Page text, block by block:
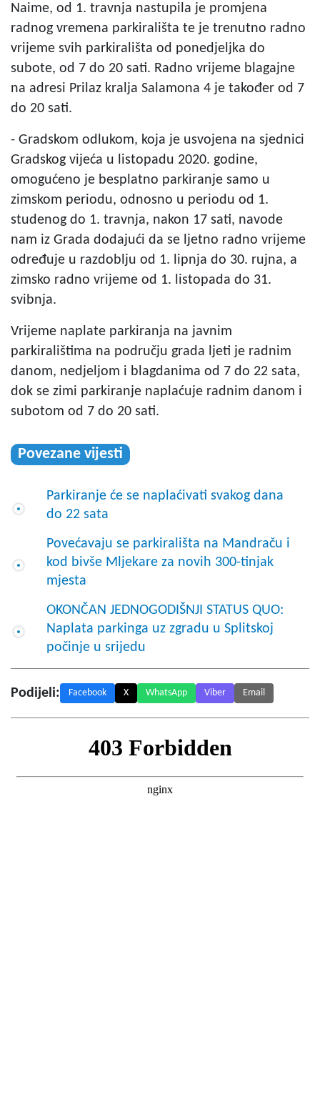
Naime, od 1. travnja nastupila je promjena
radnog vremena parkirališta te je trenutno radno
vrijeme svih parkirališta od ponedjeljka do
subote, od 7 do 20 sati. Radno vrijeme blagajne
na adresi Prilaz kralja Salamona 4 je također od 7
do 20 sati.
- Gradskom odlukom, koja je usvojena na sjednici
Gradskog vijeća u listopadu 2020. godine,
omogućeno je besplatno parkiranje samo u
zimskom periodu, odnosno u periodu od 1.
studenog do 1. travnja, nakon 17 sati, navode
nam iz Grada dodajući da se ljetno radno vrijeme
određuje u razdoblju od 1. lipnja do 30. rujna, a
zimsko radno vrijeme od 1. listopada do 31.
svibnja.
Vrijeme naplate parkiranja na javnim
parkiralištima na području grada ljeti je radnim
danom, nedjeljom i blagdanima od 7 do 22 sata,
dok se zimi parkiranje naplaćuje radnim danom i
subotom od 7 do 20 sati.
Povezane vijesti
Parkiranje će se naplaćivati svakog dana
do 22 sata
Povećavaju se parkirališta na Mandraču i
kod bivše Mljekare za novih 300-tinjak
mjesta
OKONČAN JEDNOGODIŠNJI STATUS QUO:
Naplata parkinga uz zgradu u Splitskoj
počinje u srijedu
Podijeli: Facebook X WhatsApp Viber Email